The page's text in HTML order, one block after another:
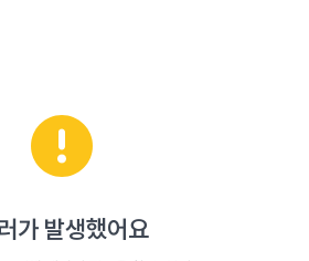
가 발생했어요